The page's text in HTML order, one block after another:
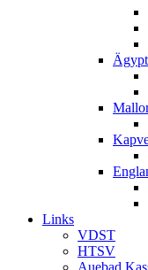
Links
VDST
HTSV
Auebad